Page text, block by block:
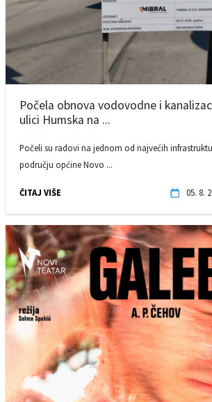
Počela obnova vodovodne i
ulici Humska na ...
Počeli su radovi na jednom od najvećih
području općine Novo ...
ČITAJ VIŠE 05. 8.